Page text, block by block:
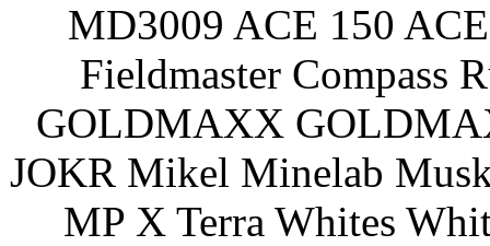
MD3009 ACE 150
Fieldmaster Compass
GOLDMAXX
JOKR Mikel Minelab
MP X Terra Whites